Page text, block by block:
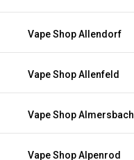
Vape Shop Allendorf
Vape Shop Allenfeld
Vape Shop Almersbach
Vape Shop Alpenrod